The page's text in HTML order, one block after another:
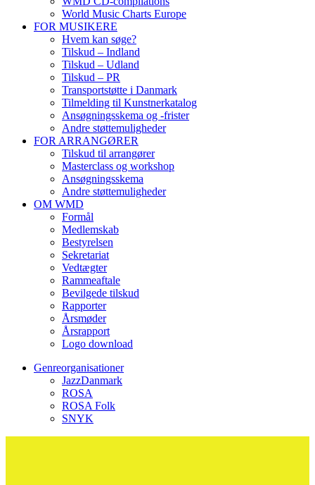
World Music Charts Europe
FOR MUSIKERE
Hvem kan søge?
Tilskud – Indland
Tilskud – Udland
Tilskud – PR
Transportstøtte i Danmark
Tilmelding til Kunstnerkatalog
Ansøgningsskema og -frister
Andre støttemuligheder
FOR ARRANGØRER
Tilskud til arrangører
Masterclass og workshop
Ansøgningsskema
Andre støttemuligheder
OM WMD
Formål
Medlemskab
Bestyrelsen
Sekretariat
Vedtægter
Rammeaftale
Bevilgede tilskud
Rapporter
Årsmøder
Årsrapport
Logo download
Genreorganisationer
JazzDanmark
ROSA
ROSA Folk
SNYK